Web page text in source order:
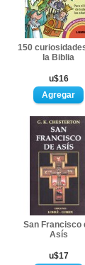
150
la Biblia
u$16
San Francisco
Asís
u$17